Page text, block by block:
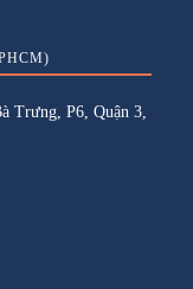
Trưng, P6, Quận 3,